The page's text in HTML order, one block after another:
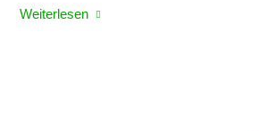
Weiterlesen